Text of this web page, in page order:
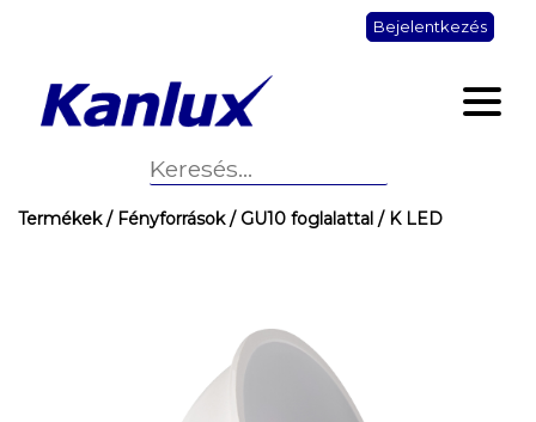
Bejelentkezés
Termékek/ Fényforrások/ GU10 foglalattal / K LED